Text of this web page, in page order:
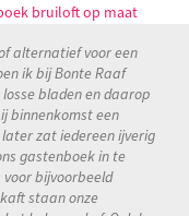
bruiloft op maat
alternatief voor een
ik bij Bonte Raaf
bladen en daarop
binnenkomst een
zat iedereen ijverig
gastenboek in te
voor bijvoorbeeld
staan onze